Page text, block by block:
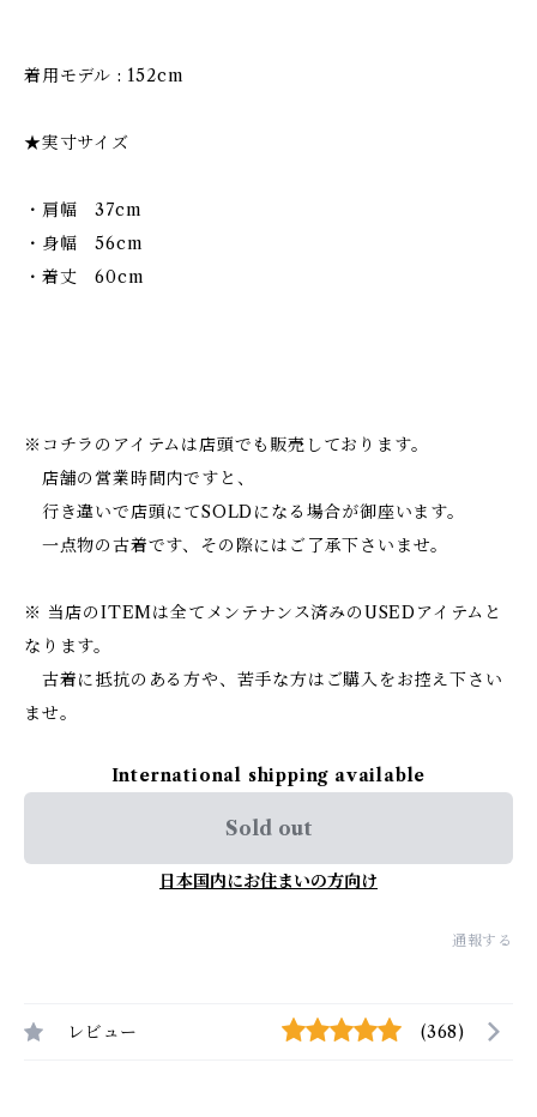
着用モデル : 152cm
★実寸サイズ
・肩幅 37cm
・身幅 56cm
・着丈 60cm
※コチラのアイテムは店頭でも販売しております。
店舗の営業時間内ですと、
行き違いで店頭にてSOLDになる場合が御座います。
一点物の古着です、その際にはご了承下さいませ。
※ 当店のITEMは全てメンテナンス済みのUSEDアイテムと
なります。
古着に抵抗のある方や、苦手な方はご購入をお控え下さい
ませ。
International shipping available
Sold out
日本国内にお住まいの方向け
通報する
レビュー (368)